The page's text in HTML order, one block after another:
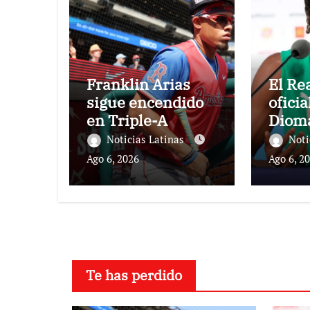
Franklin Arias
sigue encendido
en Triple-A
Noticias Latinas
Ago 6, 2026
El
Ago 6,
Te has perdido